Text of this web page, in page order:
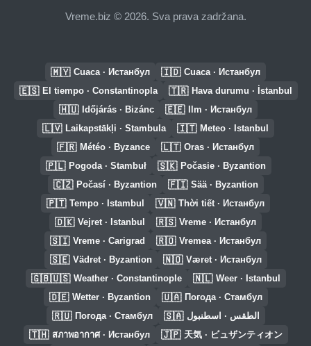
Vreme.biz © 2026. Sva prava zadržana.
🇲🇾 Cuaca · Истанбул 🇮🇩 Cuaca · Истанбул
🇪🇸 El tiempo · Constantinopla 🇹🇷 Hava durumu · İstanbul
🇭🇺 Időjárás · Bizánc 🇪🇪 Ilm · Истанбул
🇱🇻 Laikapstākļi · Stambula 🇮🇹 Meteo · Istanbul
🇫🇷 Météo · Byzance 🇱🇹 Oras · Истанбул
🇵🇱 Pogoda · Stambuł 🇸🇰 Počasie · Byzantion
🇨🇿 Počasí · Byzantion 🇫🇮 Sää · Byzantion
🇵🇹 Tempo · Istambul 🇻🇳 Thời tiết · Истанбул
🇩🇰 Vejret · Istanbul 🇷🇸 Vreme · Истанбул
🇸🇮 Vreme · Carigrad 🇷🇴 Vremea · Истанбул
🇸🇪 Vädret · Byzantion 🇳🇴 Været · Истанбул
🇬🇧🇺🇸 Weather · Constantinople 🇳🇱 Weer · Istanbul
🇩🇪 Wetter · Byzantion 🇺🇦 Погода · Стамбул
🇷🇺 Погода · Стамбул 🇸🇦 الطقس · اسطنبول
🇹🇭 สภาพอากาศ · Истанбул 🇯🇵 天気 · ビュザンティオン